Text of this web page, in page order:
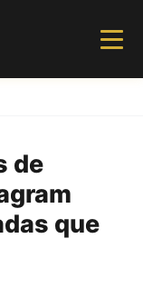
de
que